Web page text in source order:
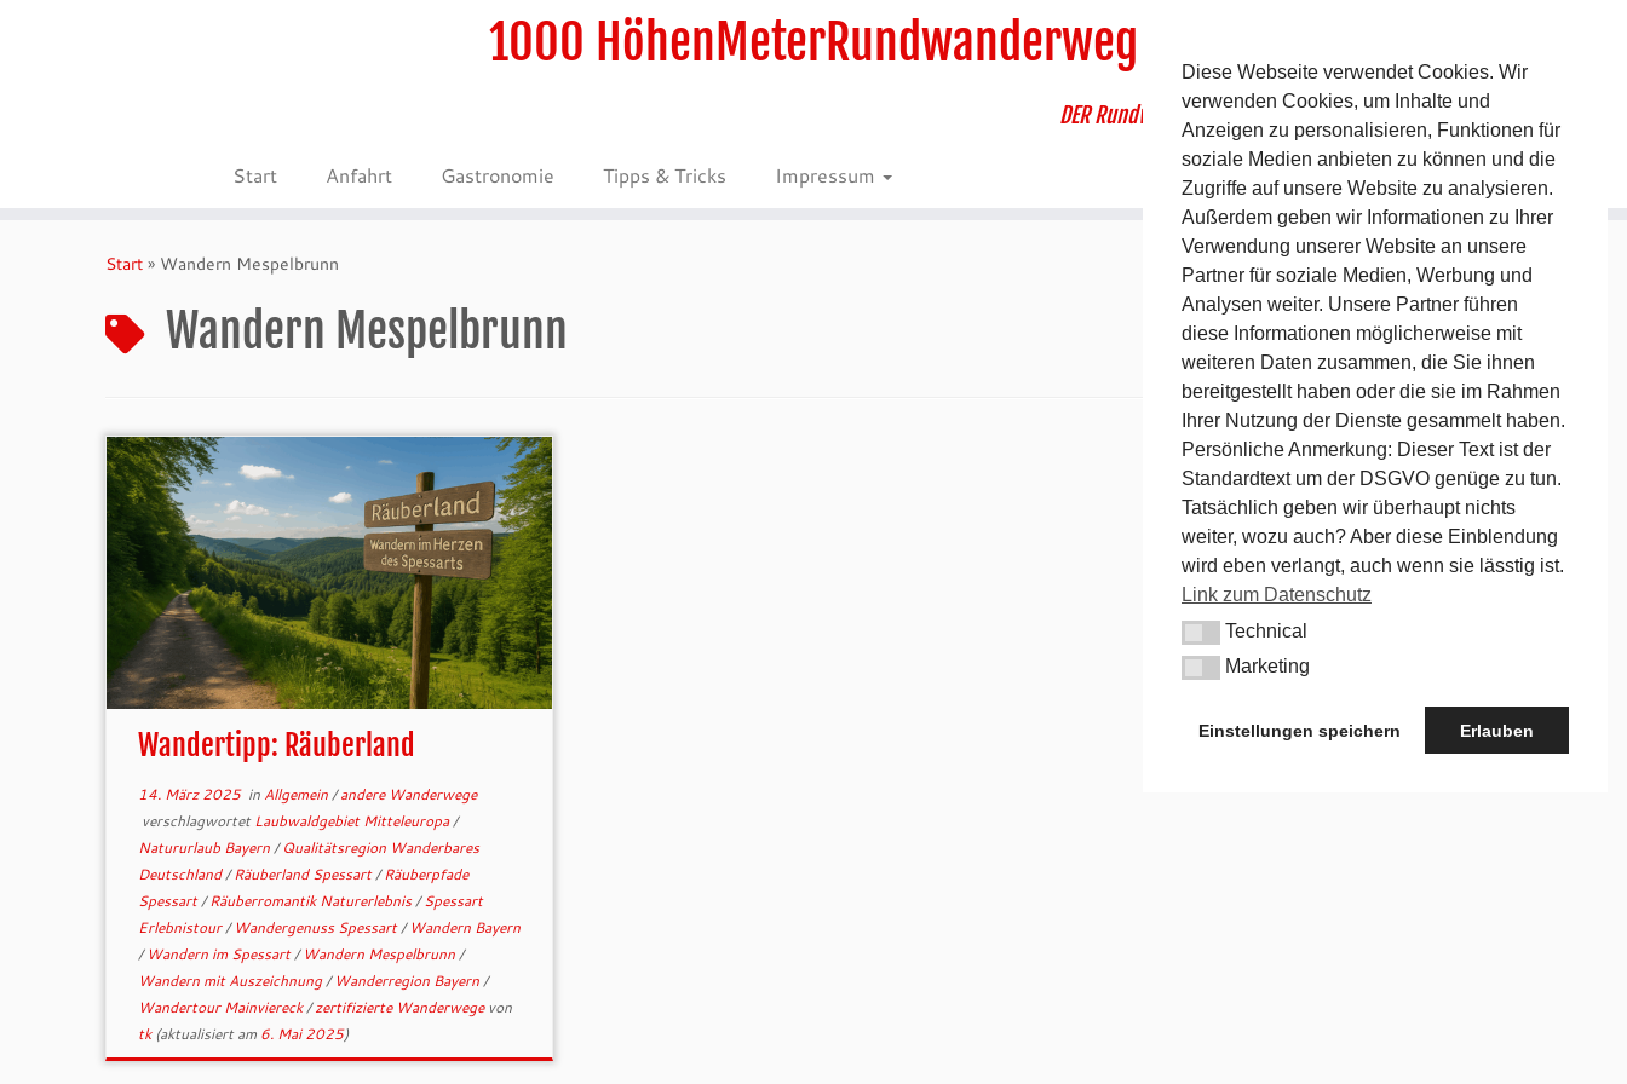
1000 HöhenMeterRundwanderweg
DER Rundwanderweg um Pommelsbrunn
Start Anfahrt Gastronomie Tipps & Tricks Impressum
Start » Wandern Mespelbrunn
Wandern Mespelbrunn
Wandertipp: Räuberland
14. März 2025in Allgemein/andere Wanderwege
verschlagwortetLaubwaldgebiet Mitteleuropa/
Natururlaub Bayern/Qualitätsregion Wanderbares
Deutschland/Räuberland Spessart/Räuberpfade
Spessart/Räuberromantik Naturerlebnis/Spessart
Erlebnistour/ Wandergenuss Spessart/ Wandern Bayern
/ Wandern im Spessart/ Wandern Mespelbrunn/
Wandern mit Auszeichnung/ Wanderregion Bayern/
Wandertour Mainviereck/zertifizierte Wanderwege von
tk(aktualisiert am 6. Mai 2025)
Diese Webseite verwendet Cookies. Wir
verwenden Cookies, um Inhalte und
Anzeigen zu personalisieren, Funktionen für
soziale Medien anbieten zu können und die
Zugriffe auf unsere Website zu analysieren.
Außerdem geben wir Informationen zu Ihrer
Verwendung unserer Website an unsere
Partner für soziale Medien, Werbung und
Analysen weiter. Unsere Partner führen
diese Informationen möglicherweise mit
weiteren Daten zusammen, die Sie ihnen
bereitgestellt haben oder die sie im Rahmen
Ihrer Nutzung der Dienste gesammelt haben.
Persönliche Anmerkung: Dieser Text ist der
Standardtext um der DSGVO genüge zu tun.
Tatsächlich geben wir überhaupt nichts
weiter, wozu auch? Aber diese Einblendung
wird eben verlangt, auch wenn sie lässtig ist.
Link zum Datenschutz
TechnicalTechnical
MarketingMarketing
Einstellungen speichern Erlauben